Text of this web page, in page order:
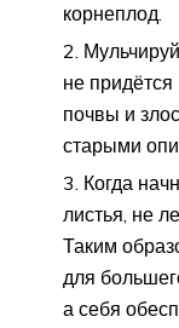
корнеплод.
не
почвы и
старыми
Когда
листья, не
Таким
для
а себя